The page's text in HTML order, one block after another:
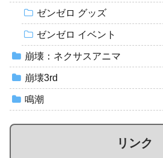
ゼンゼロ グッズ
ゼンゼロ イベント
崩壊：ネクサスアニマ
崩壊3rd
鳴潮
リンク